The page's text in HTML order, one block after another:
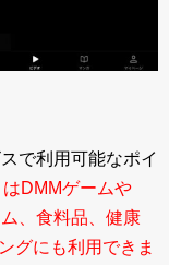
で利用可能なポイ
DMMゲームや
、食料品、健康
グにも利用できま